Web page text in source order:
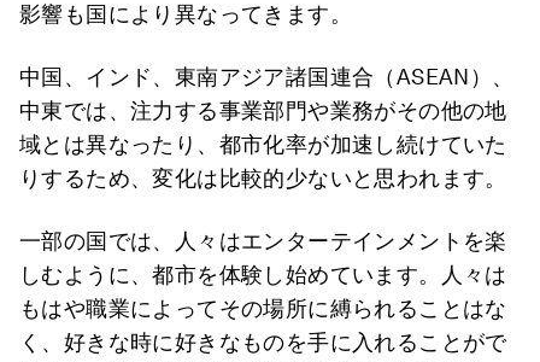
影響も国により異なってきます。
中国、インド、東南アジア諸国連合（ASEAN）、
中東では、注力する事業部門や業務がその他の地
域とは異なったり、都市化率が加速し続けていた
りするため、変化は比較的少ないと思われます。
一部の国では、人々はエンターテインメントを楽
しむように、都市を体験し始めています。人々は
もはや職業によってその場所に縛られることはな
く、好きな時に好きなものを手に入れることがで